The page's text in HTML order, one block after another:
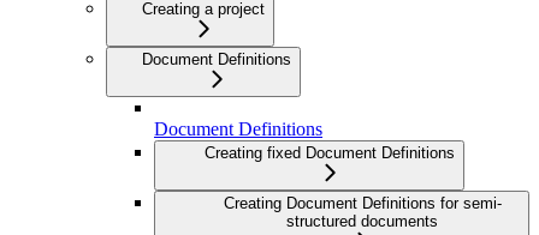
Creating a project
Document Definitions
Document Definitions
Creating fixed Document Definitions
Creating Document Definitions for semi-
structured documents